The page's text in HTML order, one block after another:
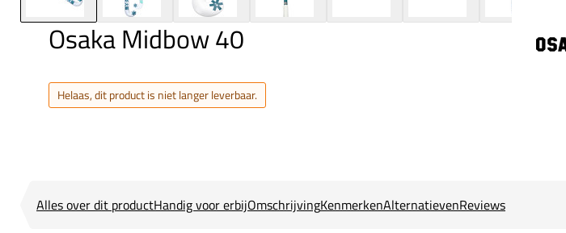
Osaka Midbow 40
Helaas, dit product is niet langer leverbaar.
Alles over dit productHandig voor erbijOmschrijvingKenmerkenAlternatievenReviews